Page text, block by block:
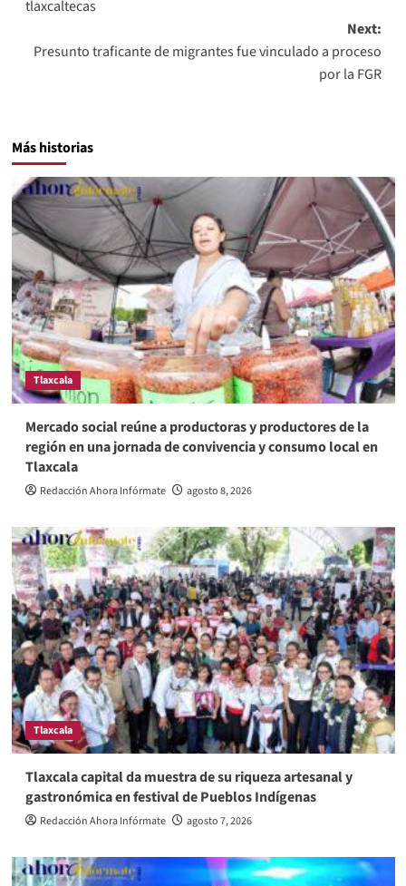
tlaxcaltecas
Next:
Presunto traficante de migrantes fue vinculado a proceso
por la FGR
Más historias
Tlaxcala
Mercado social reúne a productoras y productores de la
región en una jornada de convivencia y consumo local en
Tlaxcala
Redacción Ahora Infórmate agosto 8, 2026
Tlaxcala
Tlaxcala capital da muestra de su riqueza artesanal y
gastronómica en festival de Pueblos Indígenas
Redacción Ahora Infórmate agosto 7, 2026